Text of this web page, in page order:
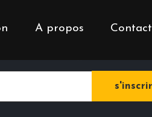
A propos Contact
à notre newsletter